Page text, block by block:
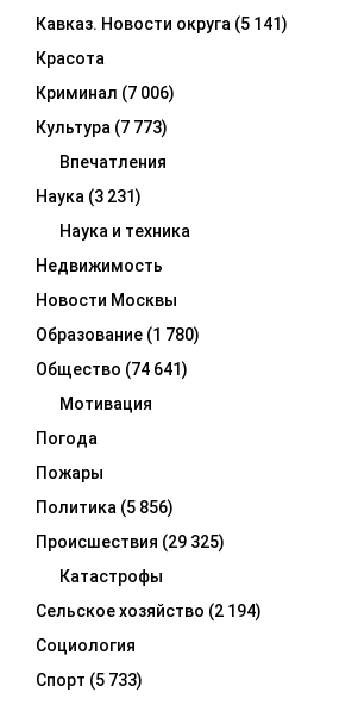
Кавказ. Новости округа (5 141)
Красота
Криминал (7 006)
Культура (7 773)
Впечатления
Наука (3 231)
Наука и техника
Недвижимость
Новости Москвы
Образование (1 780)
Общество (74 641)
Мотивация
Погода
Пожары
Политика (5 856)
Происшествия (29 325)
Катастрофы
Сельское хозяйство (2 194)
Социология
Спорт (5 733)